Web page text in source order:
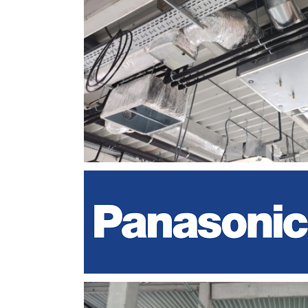
Stop shop SM faza 2
Currently we perform works: